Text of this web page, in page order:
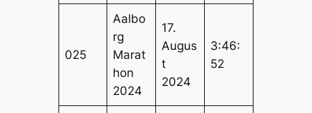
025
Aalbo
rg
Marat
hon
2024
17.
Augus
t
2024
3:46:
52